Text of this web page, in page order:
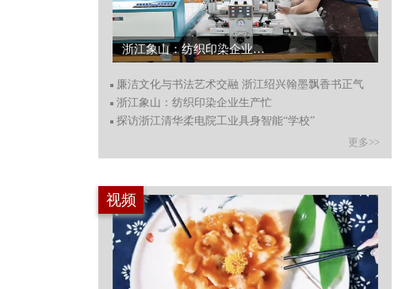
浙江象山：纺织印染企业生产忙...
廉洁文化与书法艺术交融 浙江绍兴翰墨飘香书正气
浙江象山：纺织印染企业生产忙
探访浙江清华柔电院工业具身智能“学校”
更多>>
视频